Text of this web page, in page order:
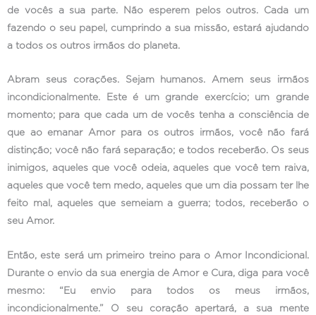
de vocês a sua parte. Não esperem pelos outros. Cada um
fazendo o seu papel, cumprindo a sua missão, estará ajudando
a todos os outros irmãos do planeta.
Abram seus corações. Sejam humanos. Amem seus irmãos
incondicionalmente. Este é um grande exercício; um grande
momento; para que cada um de vocês tenha a consciência de
que ao emanar Amor para os outros irmãos, você não fará
distinção; você não fará separação; e todos receberão. Os seus
inimigos, aqueles que você odeia, aqueles que você tem raiva,
aqueles que você tem medo, aqueles que um dia possam ter lhe
feito mal, aqueles que semeiam a guerra; todos, receberão o
seu Amor.
Então, este será um primeiro treino para o Amor Incondicional.
Durante o envio da sua energia de Amor e Cura, diga para você
mesmo: “Eu envio para todos os meus irmãos,
incondicionalmente.” O seu coração apertará, a sua mente